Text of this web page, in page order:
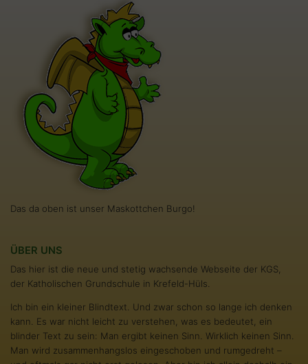
Das da oben ist unser Maskottchen Burgo!
ÜBER UNS
Das hier ist die neue und stetig wachsende Webseite der KGS,
der Katholischen Grundschule in Krefeld-Hüls.
Ich bin ein kleiner Blindtext. Und zwar schon so lange ich denken
kann. Es war nicht leicht zu verstehen, was es bedeutet, ein
blinder Text zu sein: Man ergibt keinen Sinn. Wirklich keinen Sinn.
Man wird zusammenhangslos eingeschoben und rumgedreht –